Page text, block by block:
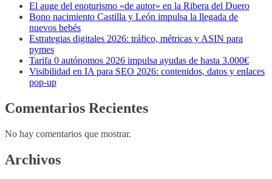
El auge del enoturismo «de autor» en la Ribera del Duero
Bono nacimiento Castilla y León impulsa la llegada de
nuevos bebés
Estrategias digitales 2026: tráfico, métricas y ASIN para
pymes
Tarifa 0 autónomos 2026 impulsa ayudas de hasta 3.000€
Visibilidad en IA para SEO 2026: contenidos, datos y enlaces
pop-up
Comentarios Recientes
No hay comentarios que mostrar.
Archivos